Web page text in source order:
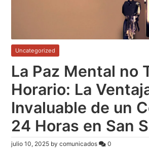
Uncategorized
La Paz Mental no
Horario: La
Invaluable de un
24 Horas en San
julio 10, 2025 bycomunicados 0